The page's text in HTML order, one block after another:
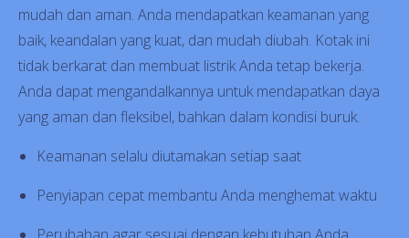
mudah dan aman. Anda mendapatkan keamanan yang
baik, keandalan yang kuat, dan mudah diubah. Kotak ini
tidak berkarat dan membuat listrik Anda tetap bekerja.
Anda dapat mengandalkannya untuk mendapatkan daya
yang aman dan fleksibel, bahkan dalam kondisi buruk.
Keamanan selalu diutamakan setiap saat
Penyiapan cepat membantu Anda menghemat waktu